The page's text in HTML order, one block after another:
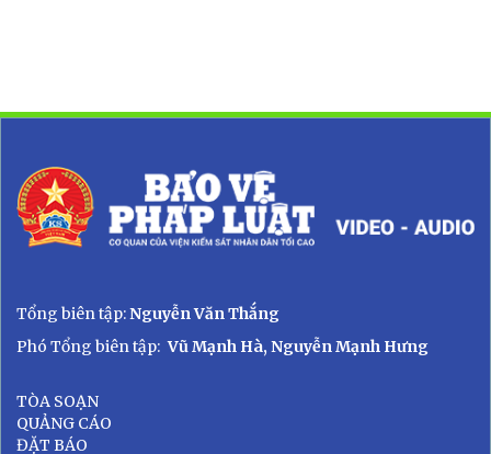
Tổng biên tập:Nguyễn Văn Thắng
Phó Tổng biên tập:Vũ Mạnh Hà, Nguyễn Mạnh Hưng
TÒA SOẠN
QUẢNG CÁO
ĐẶT BÁO